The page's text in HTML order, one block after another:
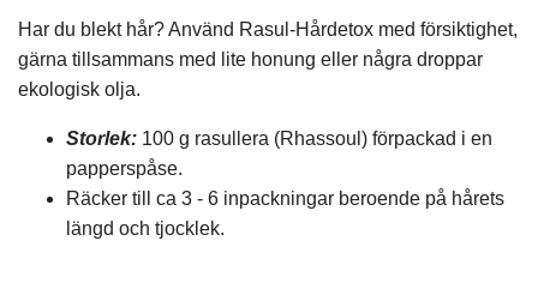
Har du blekt hår? Använd Rasul-Hårdetox med försiktighet,
gärna tillsammans med lite honung eller några droppar
ekologisk olja.
Storlek: 100 g rasullera (Rhassoul) förpackad i en
papperspåse.
Räcker till ca 3 - 6 inpackningar beroende på hårets
längd och tjocklek.